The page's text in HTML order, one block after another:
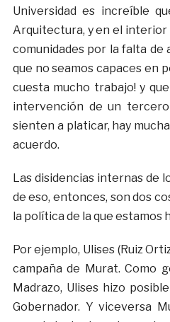
Universidad es increíble
Arquitectura, y en el interior
comunidades por la falta de
que no seamos capaces en
cuesta mucho trabajo! y
intervención de un
sienten a platicar, hay
acuerdo.
Las disidencias internas de
de eso, entonces, son dos
la política de la que estamos
Por ejemplo, Ulises (Ruiz
campaña de Murat. Como
Madrazo, Ulises hizo
Gobernador. Y viceversa